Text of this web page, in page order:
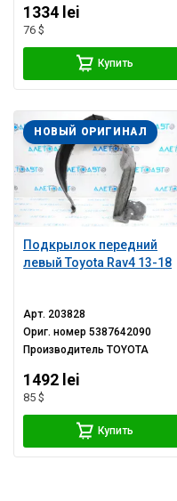
1334 lei
76 $
Купить
Подкрылок передний
левый Toyota Rav4 13-18
НОВЫЙ ОРИГИНАЛ
Арт. 203828
Ориг. номер5387642090
ПроизводительTOYOTA
1492 lei
85 $
Купить